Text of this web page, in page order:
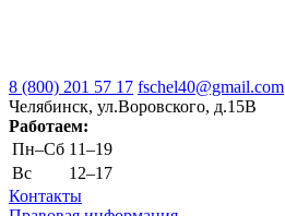
8 (800) 201 57 17 fschel40@gmail.com
Челябинск, ул.Воровского, д.15В
Работаем:
Пн–Cб 11–19
Вс
12–17
Контакты